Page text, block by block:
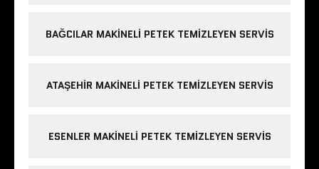
BAĞCILAR MAKINELI PETEK TEMIZLEYEN SERVIS
ATAŞEHIR MAKINELI PETEK TEMIZLEYEN SERVIS
ESENLER MAKINELI PETEK TEMIZLEYEN SERVIS